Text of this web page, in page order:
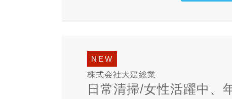
NEW
株式会社大建総業
日常清掃/女性活躍中